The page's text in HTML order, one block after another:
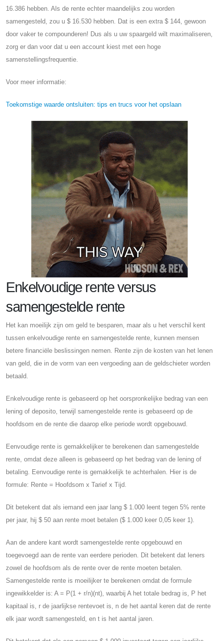
16.386 hebben. Als de rente echter maandelijks zou worden
samengesteld, zou u $ 16.530 hebben. Dat is een extra $ 144, gewoon
door vaker te compounderen! Dus als u uw spaargeld wilt maximaliseren,
zorg er dan voor dat u een account kiest met een hoge
samenstellingsfrequentie.
Voor meer informatie:
Toekomstige waarde ontsluiten: tips en trucs voor het opslaan
Enkelvoudige rente versus
samengestelde rente
Het kan moeilijk zijn om geld te besparen, maar als u het verschil kent
tussen enkelvoudige rente en samengestelde rente, kunnen mensen
betere financiële beslissingen nemen. Rente zijn de kosten van het lenen
van geld, die in de vorm van een vergoeding aan de geldschieter worden
betaald.
Enkelvoudige rente is gebaseerd op het oorspronkelijke bedrag van een
lening of deposito, terwijl samengestelde rente is gebaseerd op de
hoofdsom en de rente die daarop elke periode wordt opgebouwd.
Eenvoudige rente is gemakkelijker te berekenen dan samengestelde
rente, omdat deze alleen is gebaseerd op het bedrag van de lening of
betaling. Eenvoudige rente is gemakkelijk te achterhalen. Hier is de
formule: Rente = Hoofdsom x Tarief x Tijd.
Dit betekent dat als iemand een jaar lang $ 1.000 leent tegen 5% rente
per jaar, hij $ 50 aan rente moet betalen ($ 1.000 keer 0,05 keer 1).
Aan de andere kant wordt samengestelde rente opgebouwd en
toegevoegd aan de rente van eerdere perioden. Dit betekent dat leners
zowel de hoofdsom als de rente over de rente moeten betalen.
Samengestelde rente is moeilijker te berekenen omdat de formule
ingewikkelder is: A = P(1 + r/n)(nt), waarbij A het totale bedrag is, P het
kapitaal is, r de jaarlijkse rentevoet is, n de het aantal keren dat de rente
elk jaar wordt samengesteld, en t is het aantal jaren.